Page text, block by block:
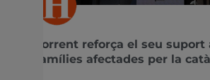
Torrent reforça el seu suport
famílies afectades per la